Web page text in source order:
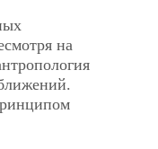
на